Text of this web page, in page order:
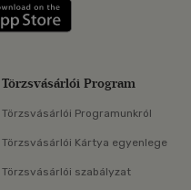
Szerezd meg: Google
Törzsvásárlói Program
Törzsvásárlói Programunkról
Törzsvásárlói Kártya egyenlege
Törzsvásárlói szabályzat